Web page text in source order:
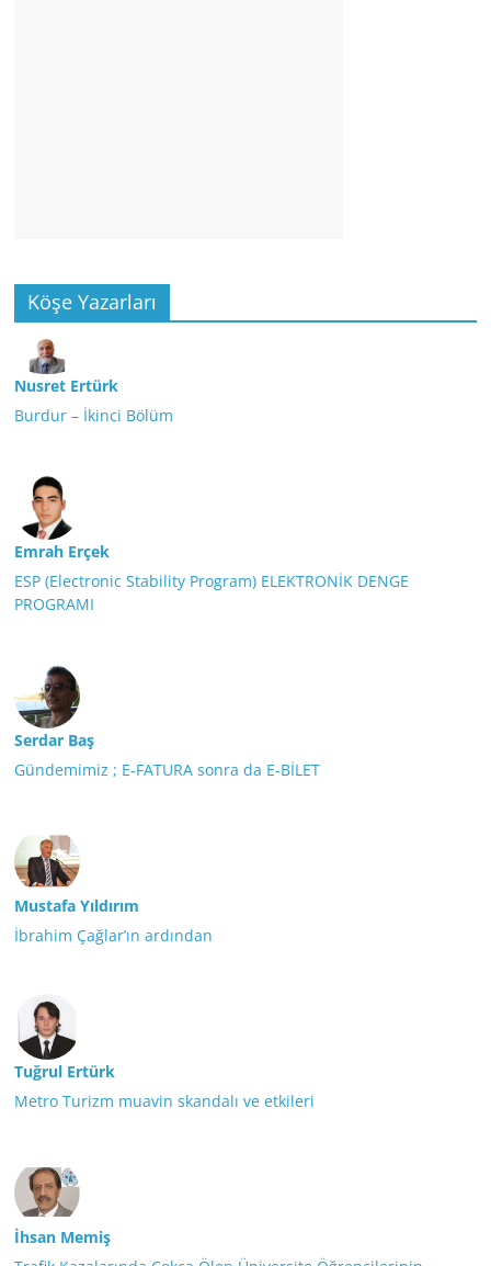
Köşe Yazarları
Nusret Ertürk
Burdur – İkinci Bölüm
Emrah Erçek
ESP (Electronic Stability Program) ELEKTRONİK DENGE
PROGRAMI
Serdar Baş
Gündemimiz ; E-FATURA sonra da E-BİLET
Mustafa Yıldırım
İbrahim Çağlar’ın ardından
Tuğrul Ertürk
Metro Turizm muavin skandalı ve etkileri
İhsan Memiş